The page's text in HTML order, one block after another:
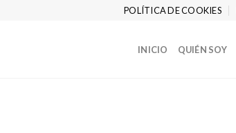
POLÍTICA DE COOKIES
INICIO QUIÉN SOY